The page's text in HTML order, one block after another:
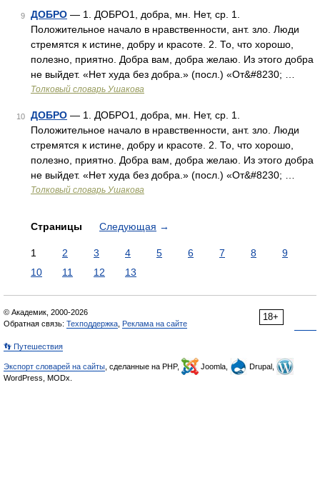
9 ДОБРО — 1. ДОБРО1, добра, мн. Нет, ср. 1.
Положительное начало в нравственности, ант. зло. Люди
стремятся к истине, добру и красоте. 2. То, что хорошо,
полезно, приятно. Добра вам, добра желаю. Из этого добра
не выйдет. «Нет худа без добра.» (посл.) «От&#8230; …
Толковый словарь Ушакова
10 ДОБРО — 1. ДОБРО1, добра, мн. Нет, ср. 1.
Положительное начало в нравственности, ант. зло. Люди
стремятся к истине, добру и красоте. 2. То, что хорошо,
полезно, приятно. Добра вам, добра желаю. Из этого добра
не выйдет. «Нет худа без добра.» (посл.) «От&#8230; …
Толковый словарь Ушакова
Страницы Следующая →
1 2 3 4 5 6 7 8
9
10
11 12 13
18+
© Академик, 2000-2026
Обратная связь: Техподдержка Реклама на сайте
👣 Путешествия
Экспорт словарей на сайты , сделанные на PHP, Joomla,
Drupal,
WordPress, MODx.